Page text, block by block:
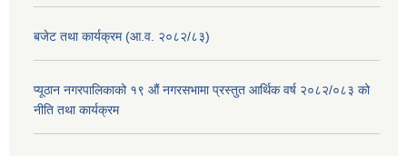
बजेट तथा कार्यक्रम (आ.व. २०८२/८३)
प्यूठान नगरपालिकाको १९ औं नगरसभामा प्रस्तुत आर्थिक वर्ष २०८२/०८३ को
नीति तथा कार्यक्रम